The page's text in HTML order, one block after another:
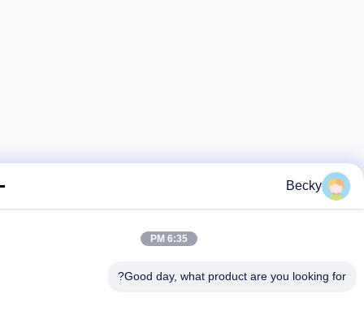
Becky
6:35 PM
Good day, what product are you looking